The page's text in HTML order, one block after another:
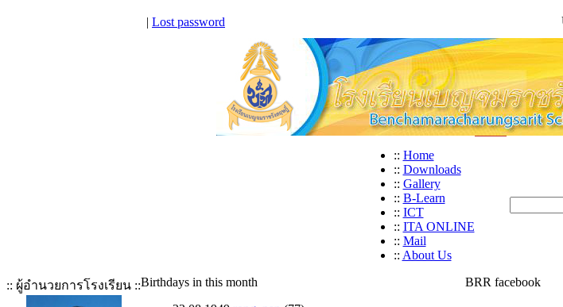
| Lost password
:: Home
:: Downloads
:: Gallery
:: B-Learn
:: ICT
:: ITA ONLINE
:: Mail
:: About Us
:: ผู้อำนวยการโรงเรียน ::Birthdays in this month
BRR facebook